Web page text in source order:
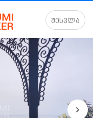
შესვლა